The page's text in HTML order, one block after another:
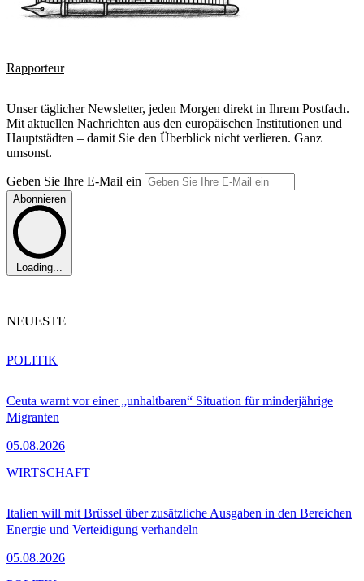
Rapporteur
Unser täglicher Newsletter, jeden Morgen direkt in Ihrem Postfach.
Mit aktuellen Nachrichten aus den europäischen Institutionen und
Hauptstädten – damit Sie den Überblick nicht verlieren. Ganz
umsonst.
Geben Sie Ihre E-Mail ein
Abonnieren
Loading...
NEUESTE
Ceuta warnt vor einer „unhaltbaren“ Situation für minderjährige
Migranten
05.08.2026
POLITIK
Italien will mit Brüssel über zusätzliche Ausgaben in den Bereichen
Energie und Verteidigung verhandeln
05.08.2026
WIRTSCHAFT